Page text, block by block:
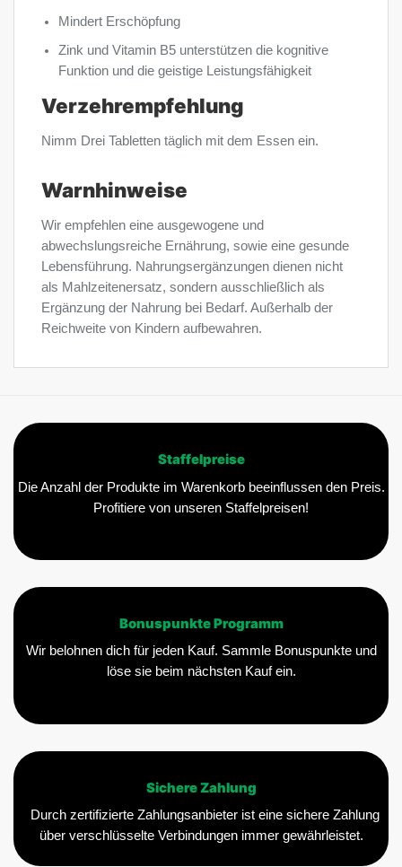
Mindert Erschöpfung
Zink und Vitamin B5 unterstützen die kognitive
Funktion und die geistige Leistungsfähigkeit
Verzehrempfehlung
Nimm Drei Tabletten täglich mit dem Essen ein.
Warnhinweise
Wir empfehlen eine ausgewogene und
abwechslungsreiche Ernährung, sowie eine gesunde
Lebensführung. Nahrungsergänzungen dienen nicht
als Mahlzeitenersatz, sondern ausschließlich als
Ergänzung der Nahrung bei Bedarf. Außerhalb der
Reichweite von Kindern aufbewahren.
Staffelpreise
Die Anzahl der Produkte im Warenkorb beeinflussen den Preis.
Profitiere von unseren Staffelpreisen!
Bonuspunkte Programm
Wir belohnen dich für jeden Kauf. Sammle Bonuspunkte und
löse sie beim nächsten Kauf ein.
Sichere Zahlung
Durch zertifizierte Zahlungsanbieter ist eine sichere Zahlung
über verschlüsselte Verbindungen immer gewährleistet.